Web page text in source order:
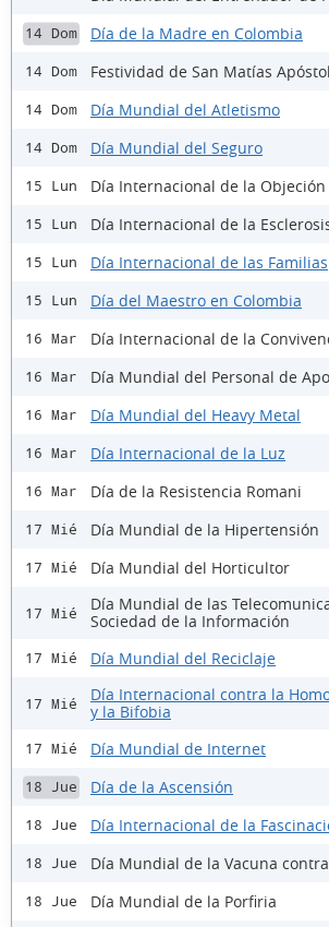
14 Dom Día de la Madre en Colombia
14 Dom Festividad de San Matías Apóstol
14 Dom Día Mundial del Atletismo
14 Dom Día Mundial del Seguro
15 Lun Día Internacional de la
15 Lun Día Internacional de la
15 Lun Día Internacional de las Familias
15 Lun Día del Maestro en Colombia
16 Mar Día Internacional de la
16 Mar Día Mundial del Personal de
16 Mar Día Mundial del Heavy Metal
16 Mar Día Internacional de la Luz
16 Mar Día de la Resistencia Romani
17 Mié Día Mundial de la Hipertensión
17 Mié Día Mundial del Horticultor
17 Mié
Día Mundial de las
Sociedad de la Información
17 Mié Día Mundial del Reciclaje
17 Mié
Día Internacional contra la
y la Bifobia
17 Mié Día Mundial de Internet
18 Jue Día de la Ascensión
18 Jue Día Internacional de la
18 Jue Día Mundial de la Vacuna
18 Jue Día Mundial de la Porfiria